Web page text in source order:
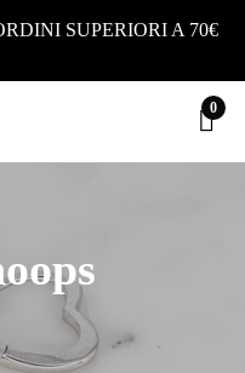
SUPERIORI A 70€
0